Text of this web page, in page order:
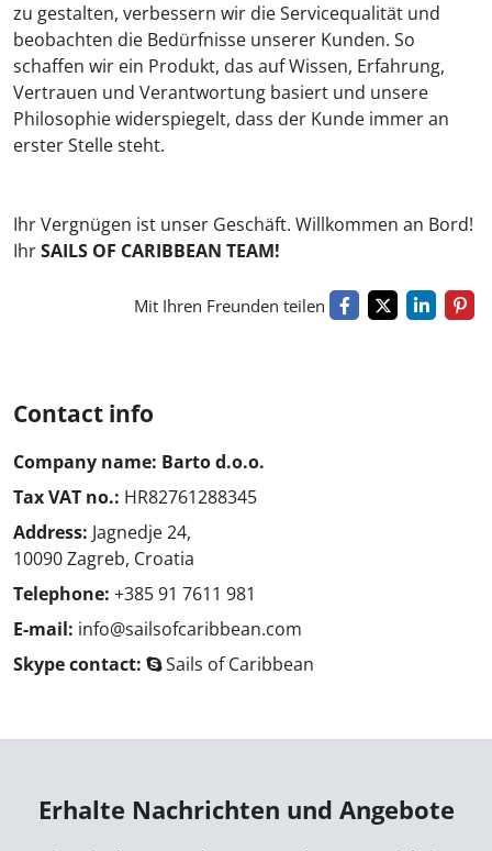
zu gestalten, verbessern wir die Servicequalität und
beobachten die Bedürfnisse unserer Kunden. So
schaffen wir ein Produkt, das auf Wissen, Erfahrung,
Vertrauen und Verantwortung basiert und unsere
Philosophie widerspiegelt, dass der Kunde immer an
erster Stelle steht.
Ihr Vergnügen ist unser Geschäft. Willkommen an Bord!
IhrSAILS OF CARIBBEAN TEAM!
Mit Ihren Freunden teilen
Contact info
Company name: Barto d.o.o.
Tax VAT no.: HR82761288345
Address: Jagnedje 24,
10090 Zagreb, Croatia
Telephone: +385 91 7611 981
E-mail: info@sailsofcaribbean.com
Skype contact:
Sails of Caribbean
Erhalte Nachrichten und Angebote